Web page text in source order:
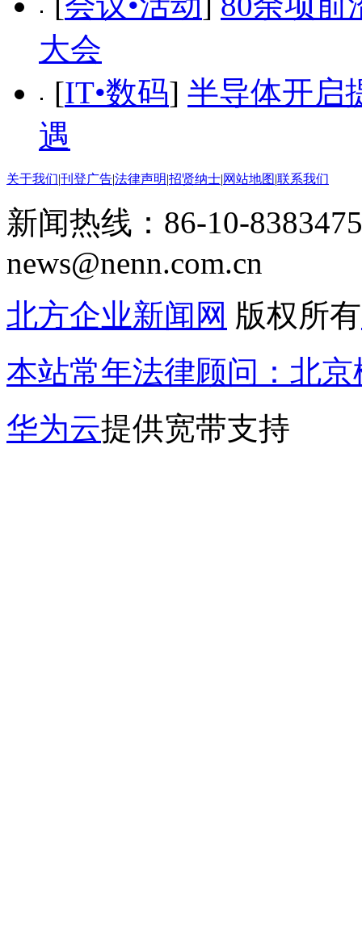
大会
[IT•数码] 半导体开启
遇
关于我们|刊登广告|法律声明|招贤纳士|网站地图|联系我们
新闻热线：86-10-
news@nenn.com.cn
北方企业新闻网 版权所有
本站常年法律顾问：北
华为云提供宽带支持